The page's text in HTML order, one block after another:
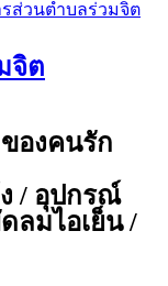
จิต
องคนรัก
/ อุปกรณ์
ลมไอเย็น /